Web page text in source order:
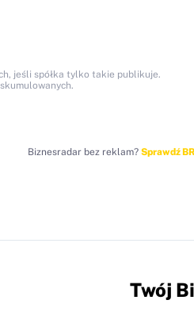
jeśli spółka tylko takie publikuje.
Biznesradar bez reklam? Sprawdź
Twój